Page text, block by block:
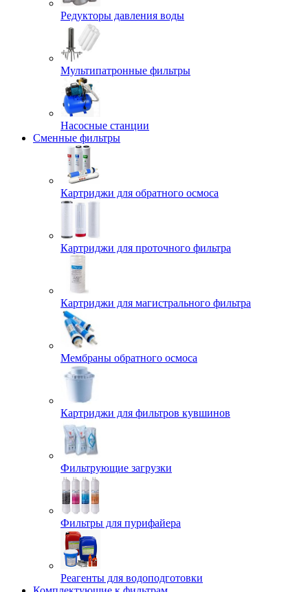
Редукторы давления воды
Мультипатронные фильтры
Насосные станции
Сменные фильтры
Картриджи для обратного осмоса
Картриджи для проточного фильтра
Картриджи для магистрального фильтра
Мембраны обратного осмоса
Картриджи для фильтров кувшинов
Фильтрующие загрузки
Фильтры для пурифайера
Реагенты для водоподготовки